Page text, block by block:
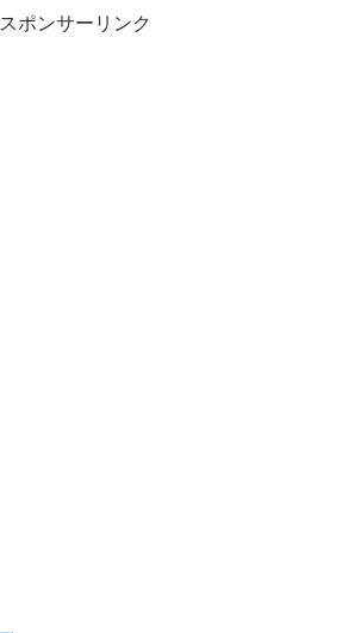
スポンサーリンク